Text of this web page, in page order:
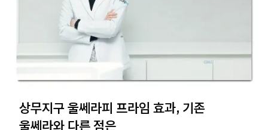
상무지구 울쎄라피 프라임 효과, 기존
울쎄라와 다른 점은